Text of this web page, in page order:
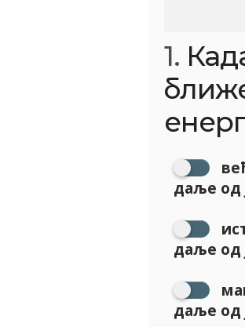
1.
даље од
даље од
даље од